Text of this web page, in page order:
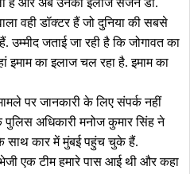
है और अब उनका इलाज सर्जन डॉ.
वही डॉक्टर हैं जो दुनिया की सबसे
उम्मीद जताई जा रही है कि जोगावत का
इमाम का इलाज चल रहा है. इमाम का
पर जानकारी के लिए संपर्क नहीं
अधिकारी मनोज कुमार सिंह ने
साथ कार में मुंबई पहुंच चुके हैं.
भेजी एक टीम हमारे पास आई थी और कहा